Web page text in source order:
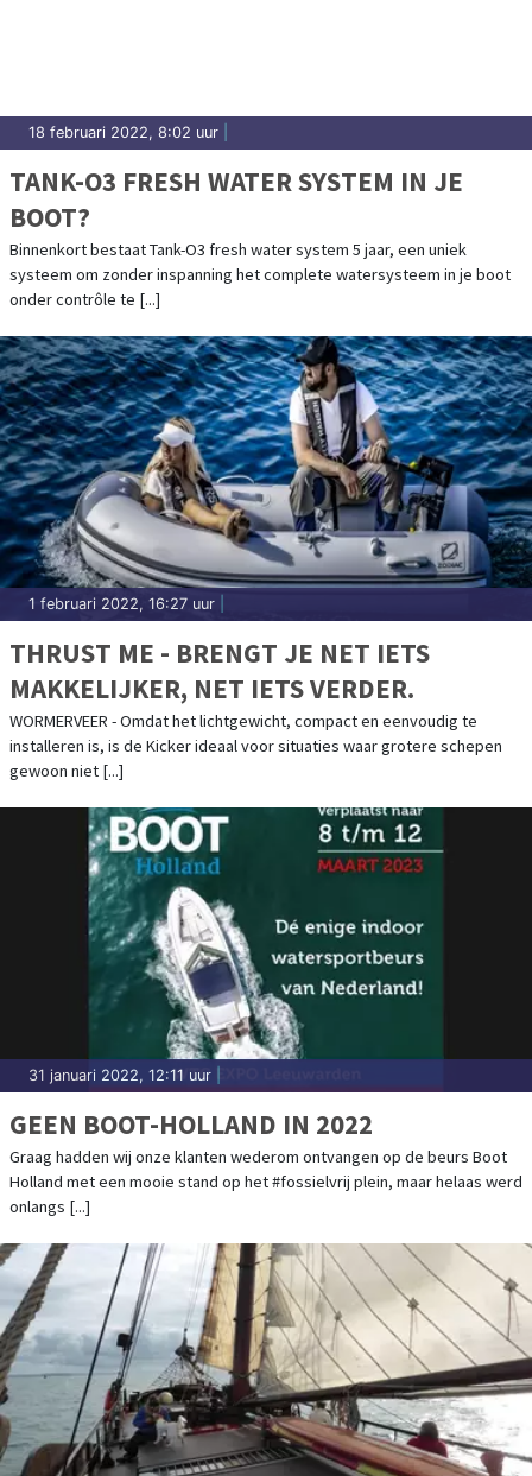
18 februari 2022, 8:02 uur
TANK-O3 FRESH WATER SYSTEM IN JE
BOOT?
Binnenkort bestaat Tank-O3 fresh water system 5 jaar, een uniek
systeem om zonder inspanning het complete watersysteem in je boot
onder contrôle te [...]
1 februari 2022, 16:27 uur
THRUST ME - BRENGT JE NET IETS
MAKKELIJKER, NET IETS VERDER.
WORMERVEER - Omdat het lichtgewicht, compact en eenvoudig te
installeren is, is de Kicker ideaal voor situaties waar grotere schepen
gewoon niet [...]
31 januari 2022, 12:11 uur
GEEN BOOT-HOLLAND IN 2022
Graag hadden wij onze klanten wederom ontvangen op de beurs Boot
Holland met een mooie stand op het #fossielvrij plein, maar helaas werd
onlangs [...]